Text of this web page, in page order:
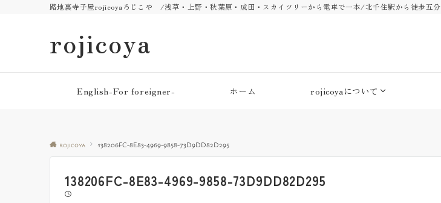
路地裏寺子屋rojicoyaろじこや /浅草・上野・秋葉原・成田・スカイツリーから電車で一本/北千住駅から徒歩五分
rojicoya
English-For foreigner- ホーム rojicoyaについて
rojicoya 138206FC-8E83-4969-9858-73D9DD82D295
138206FC-8E83-4969-9858-73D9DD82D295